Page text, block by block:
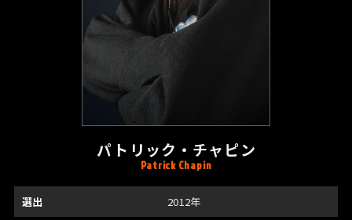
パトリック・チャピン
Patrick Chapin
選出 2012年